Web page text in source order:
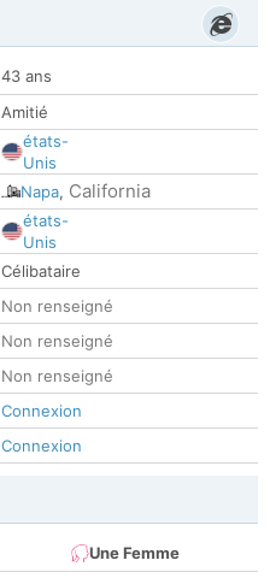
43 ans
Amitié
états-
Unis
Napa, California
états-
Unis
Célibataire
Non renseigné
Non renseigné
Non renseigné
Connexion
Connexion
Une Femme